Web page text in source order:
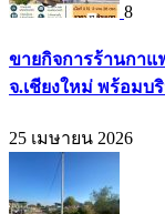
8
ขายกิจการร้านกาแ
จ.เชียงใหม่ พร้อมบริ
25 เมษายน 2026